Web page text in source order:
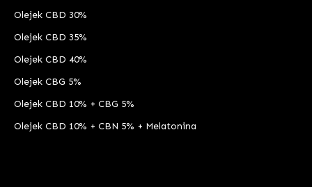
Olejek CBD 30%
Olejek CBD 35%
Olejek CBD 40%
Olejek CBG 5%
Olejek CBD 10% + CBG 5%
Olejek CBD 10% + CBN 5% + Melatonina